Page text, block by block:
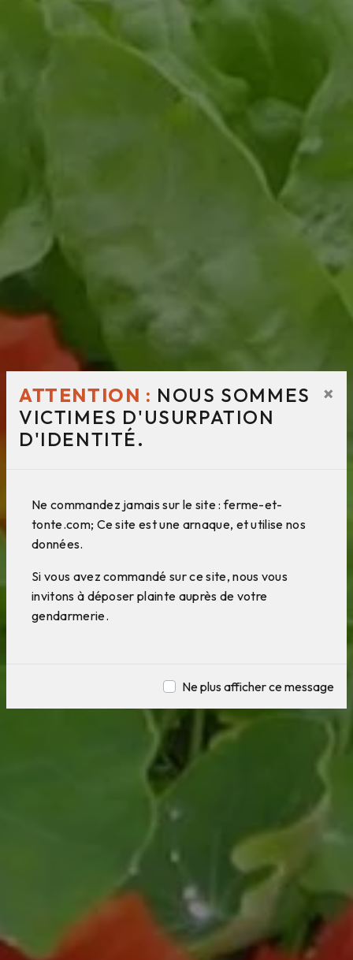
ATTENTION : NOUS SOMMES
VICTIMES D'USURPATION
D'IDENTITÉ.
×
Ne commandez jamais sur le site : ferme-et-
tonte.com; Ce site est une arnaque, et utilise nos
données.
Si vous avez commandé sur ce site, nous vous
invitons à déposer plainte auprès de votre
gendarmerie.
Ne plus afficher ce message